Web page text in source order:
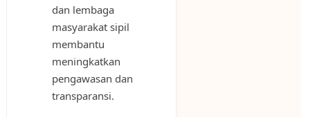
dan lembaga
masyarakat sipil
membantu
meningkatkan
pengawasan dan
transparansi.